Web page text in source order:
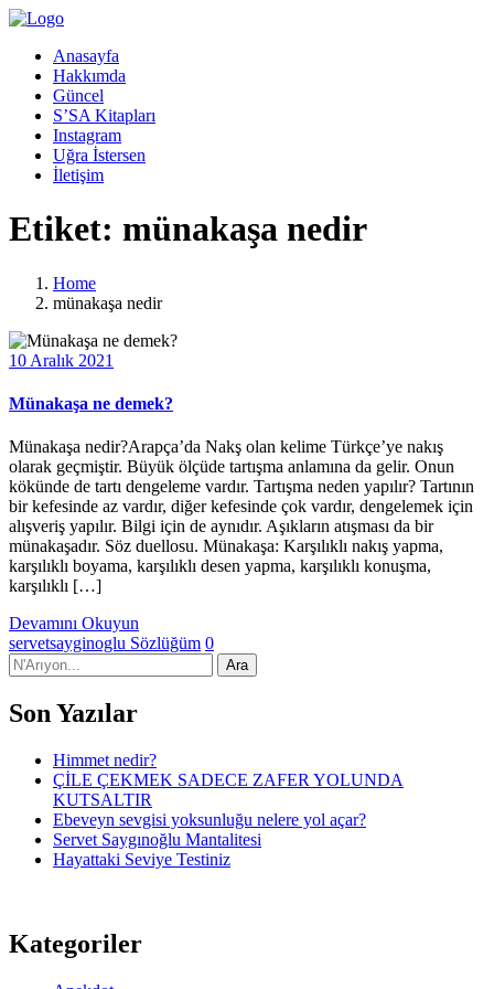
Anasayfa
Hakkımda
Güncel
S’SA Kitapları
Instagram
Uğra İstersen
İletişim
Etiket: münakaşa nedir
Home
münakaşa nedir
10 Aralık 2021
Münakaşa ne demek?
Münakaşa nedir?Arapça’da Nakş olan kelime Türkçe’ye nakış
olarak geçmiştir. Büyük ölçüde tartışma anlamına da gelir. Onun
kökünde de tartı dengeleme vardır. Tartışma neden yapılır? Tartının
bir kefesinde az vardır, diğer kefesinde çok vardır, dengelemek için
alışveriş yapılır. Bilgi için de aynıdır. Aşıkların atışması da bir
münakaşadır. Söz duellosu. Münakaşa: Karşılıklı nakış yapma,
karşılıklı boyama, karşılıklı desen yapma, karşılıklı konuşma,
karşılıklı […]
Devamını Okuyun
servetsayginoglu Sözlüğüm 0
Son Yazılar
Himmet nedir?
ÇİLE ÇEKMEK SADECE ZAFER YOLUNDA
KUTSALTIR
Ebeveyn sevgisi yoksunluğu nelere yol açar?
Servet Saygınoğlu Mantalitesi
Hayattaki Seviye Testiniz
Kategoriler